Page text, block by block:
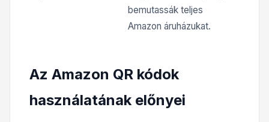
bemutassák teljes
Amazon áruházukat.
Az Amazon QR kódok
használatának előnyei